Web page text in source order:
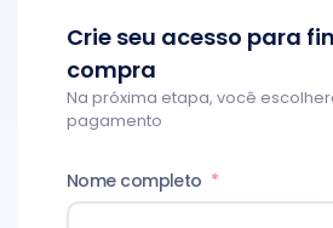
Crie seu acesso para
compra
Na próxima etapa, você
pagamento
Nome completo *